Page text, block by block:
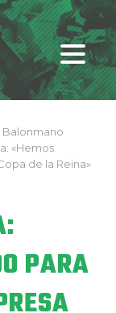
Balonmano
«Hemos
de la Reina»
PARA